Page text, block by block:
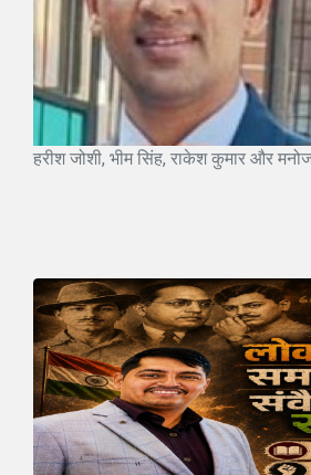
हरीश जोशी, भीम सिंह, राकेश कुमार और